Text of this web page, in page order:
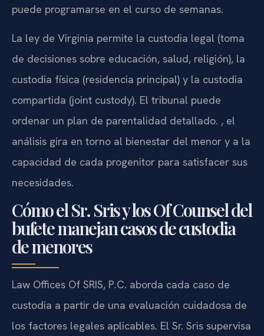
puede programarse en el curso de semanas.
La ley de Virginia permite la custodia legal (toma
de decisiones sobre educación, salud, religión), la
custodia física (residencia principal) y la custodia
compartida (joint custody). El tribunal puede
ordenar un plan de parentalidad detallado. , el
análisis gira en torno al bienestar del menor y a la
capacidad de cada progenitor para satisfacer sus
necesidades.
Cómo el Sr. Sris y los Of Counsel del
bufete manejan casos de custodia
de menores
Law Offices Of SRIS, P.C. aborda cada caso de
custodia a partir de una evaluación cuidadosa de
los factores legales aplicables. El Sr. Sris supervisa